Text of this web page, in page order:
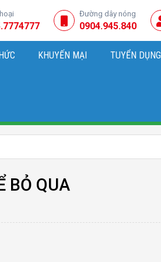
Đường dây nóng
0904.945.840
KHUYẾN MẠI TUYỂN DỤNG
BỎ QUA